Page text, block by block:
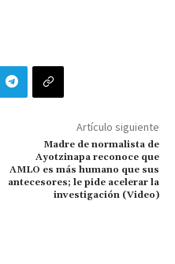
Artículo siguiente
Madre de normalista de
Ayotzinapa reconoce que
AMLO es más humano que sus
antecesores; le pide acelerar la
investigación (Video)